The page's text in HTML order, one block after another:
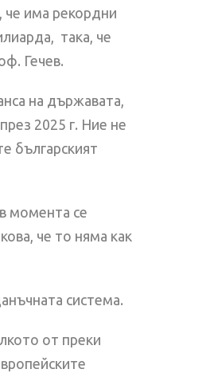
че има рекордни
така, че
Гечев.
на държавата,
2025 г. Ние не
българският
момента се
че то няма как
система.
от преки